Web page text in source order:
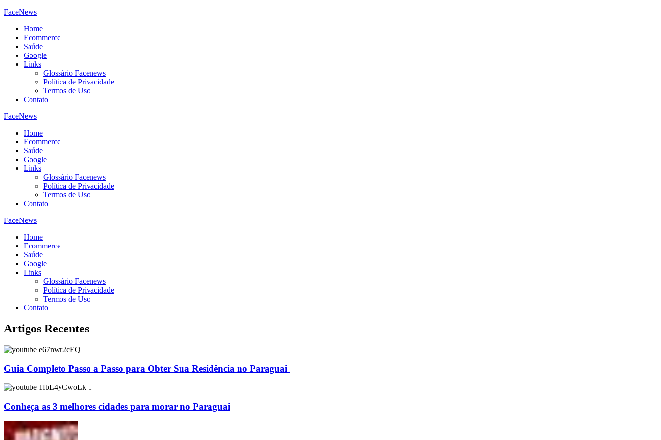
FaceNews
Home
Ecommerce
Saúde
Google
Links
Glossário Facenews
Política de Privacidade
Termos de Uso
Contato
FaceNews
Home
Ecommerce
Saúde
Google
Links
Glossário Facenews
Política de Privacidade
Termos de Uso
Contato
FaceNews
Home
Ecommerce
Saúde
Google
Links
Glossário Facenews
Política de Privacidade
Termos de Uso
Contato
Artigos Recentes
Guia Completo Passo a Passo para Obter Sua Residência no Paraguai
Conheça as 3 melhores cidades para morar no Paraguai